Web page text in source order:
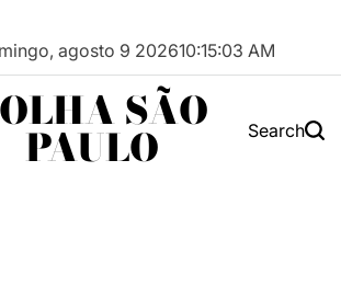
agosto 9 202610:15:04 AM
SÃO
PAULO Search